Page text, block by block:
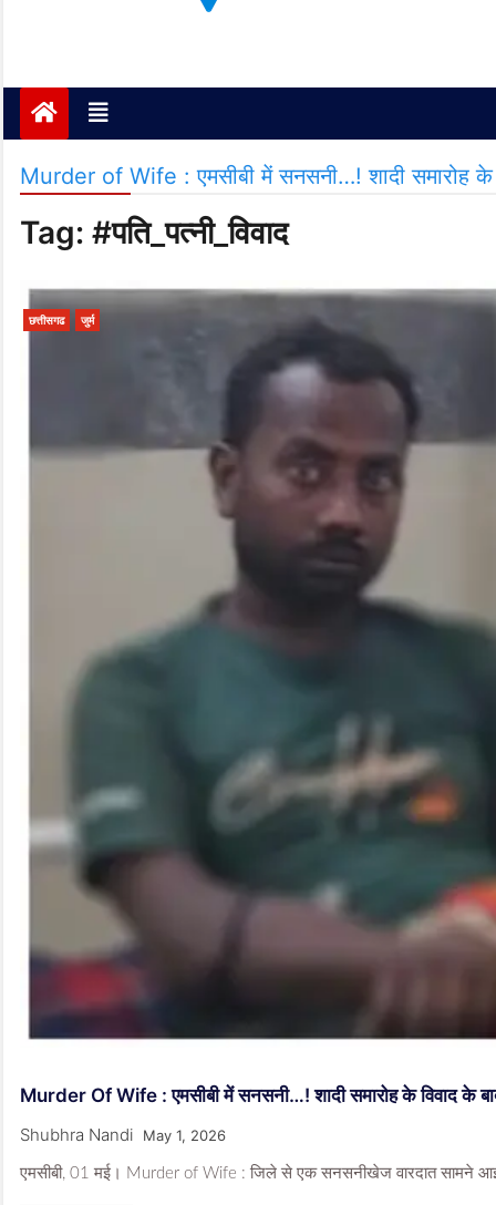
Murder of Wife : एमसीबी में सनसनी…! शादी समारोह के
Tag: #पति_पत्नी_विवाद
छत्तीसगढ जुर्म
Murder Of Wife : एमसीबी में सनसनी…! शादी समारोह के विवाद के
Shubhra Nandi May 1, 2026
एमसीबी, 01 मई। Murder of Wife : जिले से एक सनसनीखेज वारदात सामने आई